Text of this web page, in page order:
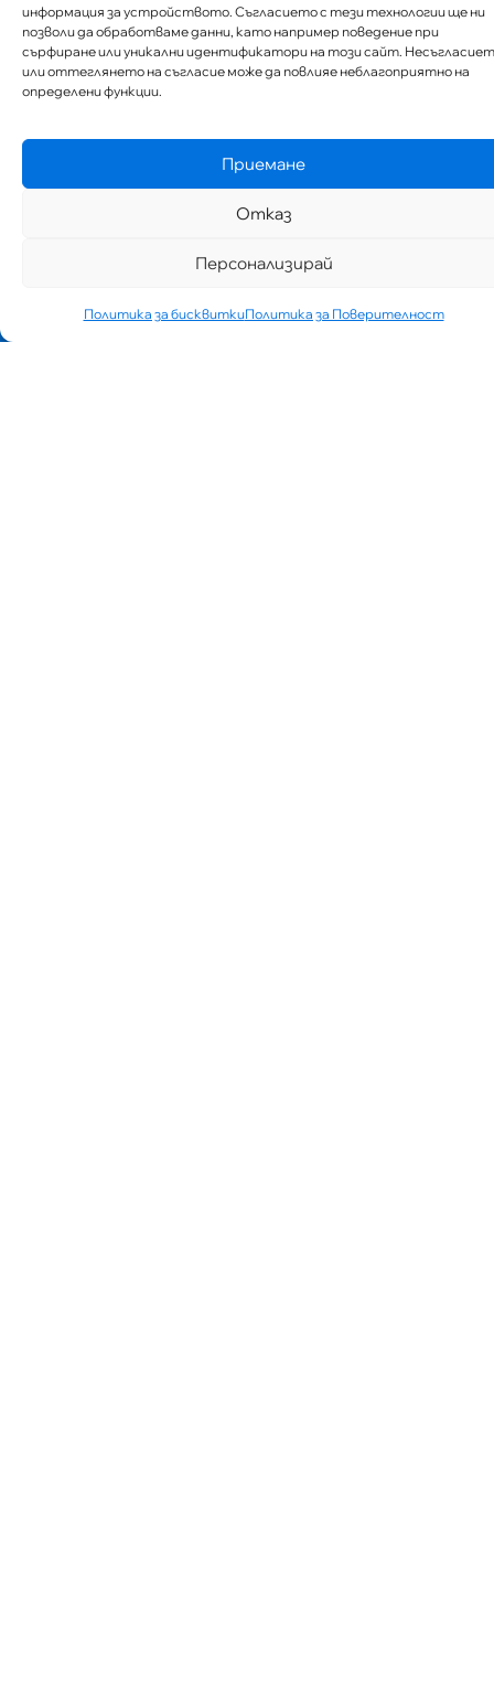
информация за устройството. Съгласието с тези технологии ще ни
позволи да обработваме данни, като например поведение при
сърфиране или уникални идентификатори на този сайт.
или оттеглянето на съгласие може да повлияе неблагоприятно на
определени функции.
Приемане
Отказ
Персонализирай
Политика за бисквиткиПолитика за Поверителност